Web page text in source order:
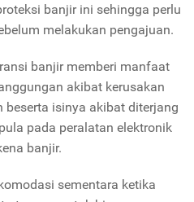
banjir ini sehingga perlu
melakukan pengajuan.
banjir memberi manfaat
akibat kerusakan
isinya akibat diterjang
pada peralatan elektronik
banjir.
sementara ketika